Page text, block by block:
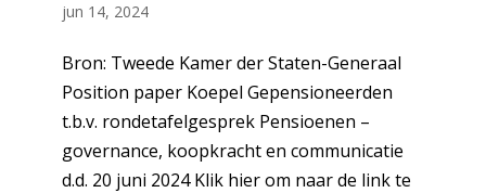
jun 14, 2024
Bron: Tweede Kamer der Staten-Generaal
Position paper Koepel Gepensioneerden
t.b.v. rondetafelgesprek Pensioenen –
governance, koopkracht en communicatie
d.d. 20 juni 2024 Klik hier om naar de link te